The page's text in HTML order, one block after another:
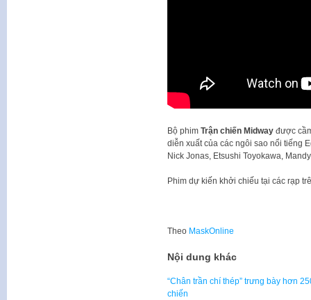
Bộ phim Trận chiến Midwayđược
diễn xuất của các ngôi sao nổi tiếng
Nick Jonas, Etsushi Toyokawa,
Phim dự kiến khởi chiếu tại các rạp
Theo MaskOnline
Nội dung khác
“Chân trần chí thép” trưng bày hơn
chiến